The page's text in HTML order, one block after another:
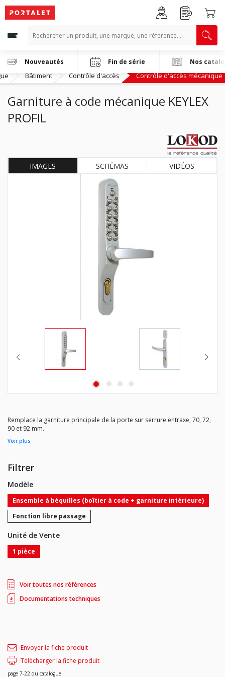
Nouveautés Fin de série Nos
Bâtiment Contrôle d'accès Contrôle d'accès mécanique
Garniture à code mécanique KEYLEX
PROFIL
IMAGES SCHÉMAS VIDÉOS
Remplace la garniture principale de la porte sur serrure entraxe, 70, 72,
90 et 92 mm.
Permet de conserver serrure monopoint et cylindre existants.
Sortie toujours libre.
Épaisseur de porte de 30 à 80 mm (pour toute autre épaisseur, sur
commande).
Béquille débrayable. Réversible.
Changement de code facile (plus de 3 000 combinaisons modifiables).
Finition : gris métallisé.
Sur commande, finition blanc ou noir.
Livrée sans cylindre.
Voir plus
Filtrer
Modèle
Ensemble à béquilles (boîtier à code + garniture intérieure)
Fonction libre passage
Unité de Vente
1 pièce
Voir toutes nos références
Documentations techniques
Envoyer la fiche produit
Télécharger la fiche produit
page 7-22 du catalogue